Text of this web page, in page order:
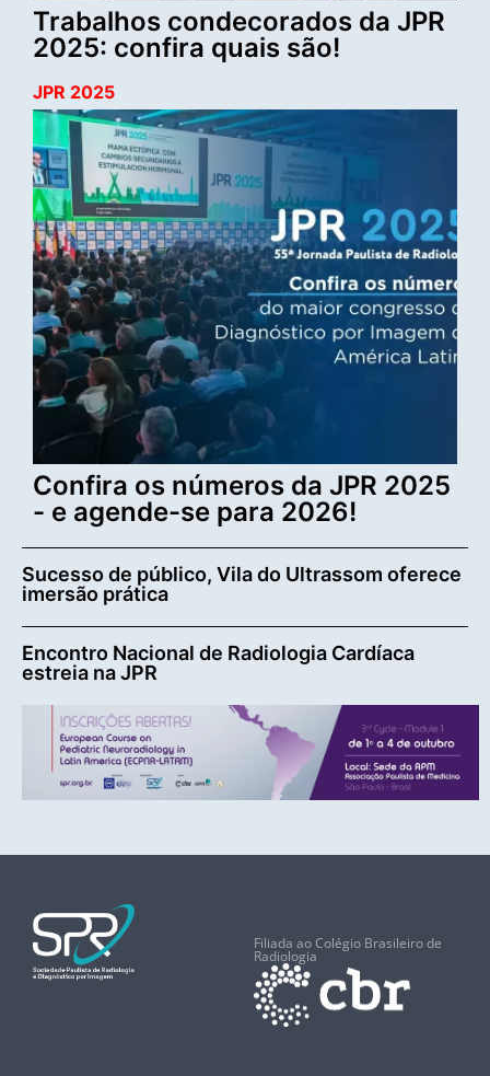
Trabalhos condecorados da JPR
2025: confira quais são!
JPR 2025
Confira os números da JPR 2025
- e agende-se para 2026!
Sucesso de público, Vila do Ultrassom oferece
imersão prática
Encontro Nacional de Radiologia Cardíaca
estreia na JPR
Filiada ao Colégio Brasileiro de
Radiologia